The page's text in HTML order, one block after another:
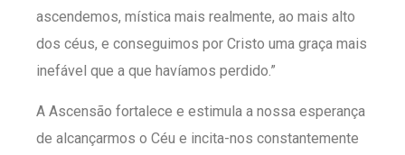
ascendemos, mística mais realmente, ao mais alto
dos céus, e conseguimos por Cristo uma graça mais
inefável que a que havíamos perdido.”
A Ascensão fortalece e estimula a nossa esperança
de alcançarmos o Céu e incita-nos constantemente